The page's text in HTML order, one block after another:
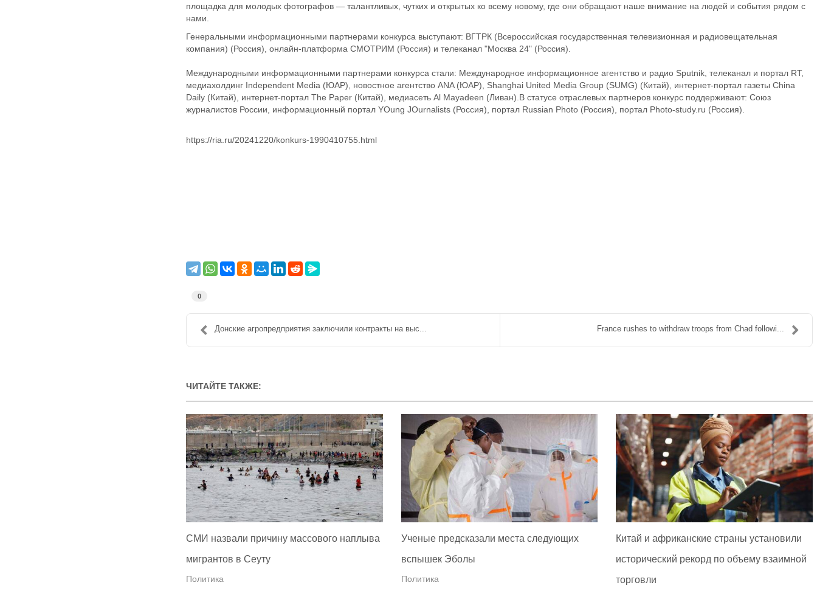
площадка для молодых фотографов — талантливых, чутких и открытых ко всему новому, где они обращают наше внимание на людей и события рядом с
нами.
Генеральными информационными партнерами конкурса выступают: ВГТРК (Всероссийская государственная телевизионная и радиовещательная
компания) (Россия), онлайн-платформа СМОТРИМ (Россия) и телеканал "Москва 24" (Россия).
Международными информационными партнерами конкурса стали: Международное информационное агентство и радио Sputnik, телеканал и портал RT,
медиахолдинг Independent Media (ЮАР), новостное агентство ANA (ЮАР), Shanghai United Media Group (SUMG) (Китай), интернет-портал газеты China
Daily (Китай), интернет-портал The Paper (Китай), медиасеть Al Mayadeen (Ливан).В статусе отраслевых партнеров конкурс поддерживают: Союз
журналистов России, информационный портал YOung JOurnalists (Россия), портал Russian Photo (Россия), портал Photo-study.ru (Россия).
https://ria.ru/20241220/konkurs-1990410755.html
0
Донские агропредприятия заключили контракты на выс... France rushes to withdraw troops from Chad followi...
ЧИТАЙТЕ ТАКЖЕ:
СМИ назвали причину массового наплыва
мигрантов в Сеуту
Политика
Ученые предсказали места следующих
вспышек Эболы
Политика
Китай и африканские страны установили
исторический рекорд по объему взаимной
торговли